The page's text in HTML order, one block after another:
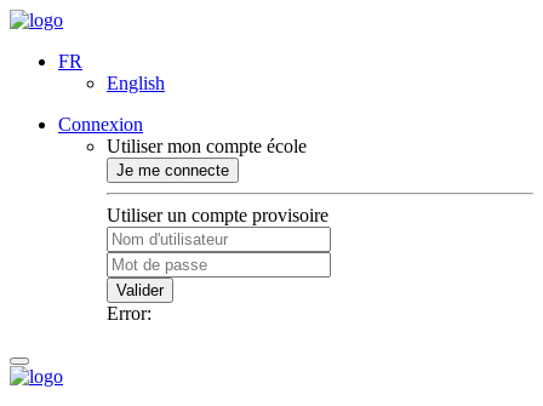
FR
English
Connexion
Utiliser mon compte école
Je me connecte
Utiliser un compte provisoire
Valider
Error: